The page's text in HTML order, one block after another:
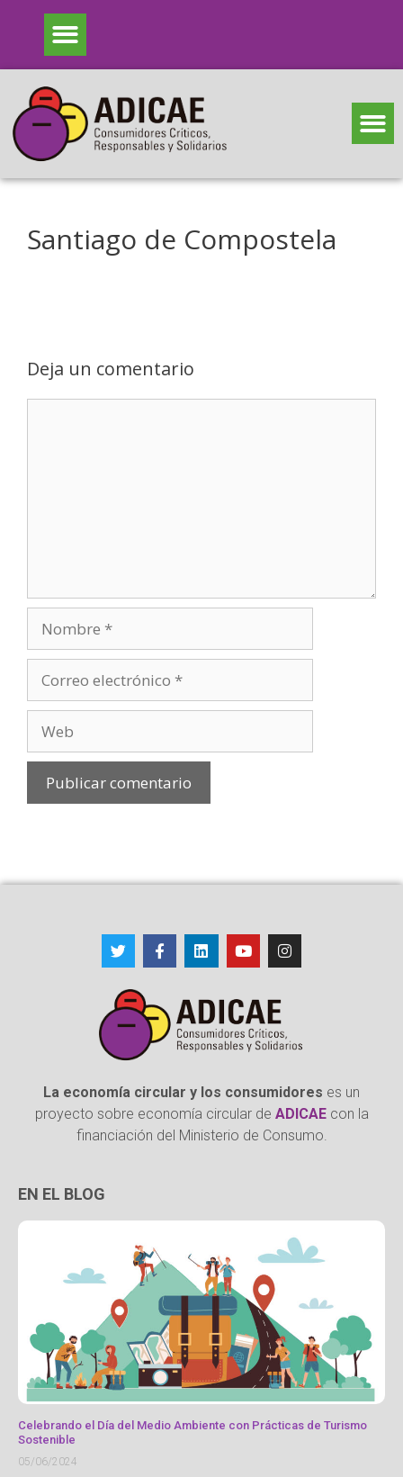
Santiago de Compostela
Deja un comentario
La economía circular y los consumidores es un
proyecto sobre economía circular de ADICAEcon la
financiación del Ministerio de Consumo.
EN EL BLOG
Celebrando el Día del Medio Ambiente con Prácticas de Turismo
Sostenible
05/06/2024